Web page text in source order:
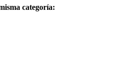
categoría: